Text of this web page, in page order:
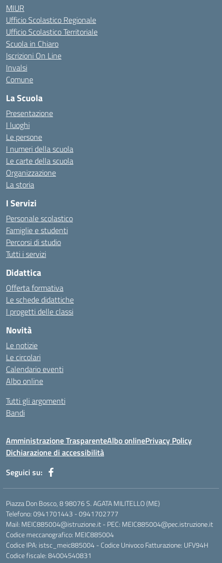
MIUR
Ufficio Scolastico Regionale
Ufficio Scolastico Territoriale
Scuola in Chiaro
Iscrizioni On Line
Invalsi
Comune
La Scuola
Presentazione
I luoghi
Le persone
I numeri della scuola
Le carte della scuola
Organizzazione
La storia
I Servizi
Personale scolastico
Famiglie e studenti
Percorsi di studio
Tutti i servizi
Didattica
Offerta formativa
Le schede didattiche
I progetti delle classi
Novità
Le notizie
Le circolari
Calendario eventi
Albo online
Tutti gli argomenti
Bandi
Amministrazione TrasparenteAlbo onlinePrivacy Policy
Dichiarazione di accessibilità
Seguici su:
Piazza Don Bosco, 8 98076 S. AGATA MILITELLO (ME)
Telefono: 0941701443 - 0941702777
Mail: MEIC885004@istruzione.it - PEC: MEIC885004@pec.istruzione.it
Codice meccanografico: MEIC885004
Codice IPA: istsc_meic885004 - Codice Univoco Fatturazione: UFV94H
Codice fiscale: 84004540831